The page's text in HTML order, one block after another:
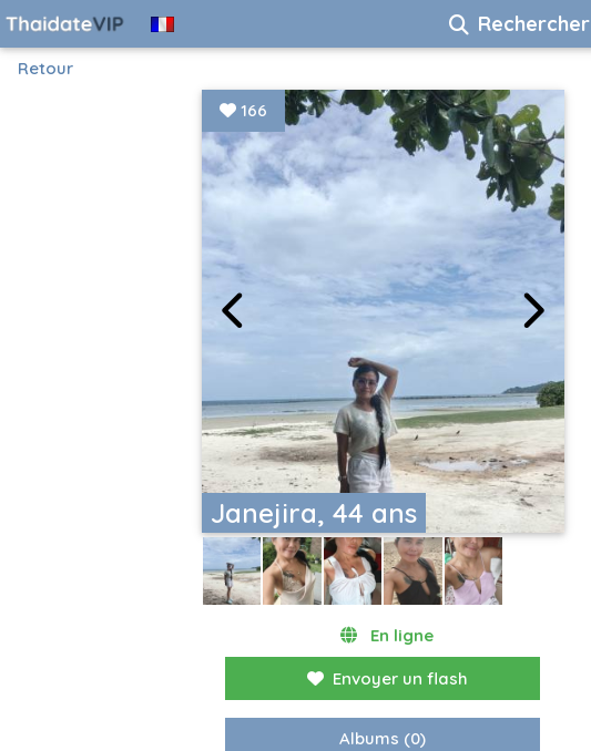
Rechercher
Retour
Janejira, 44 ans
166
En ligne
Envoyer un flash
Albums (0)